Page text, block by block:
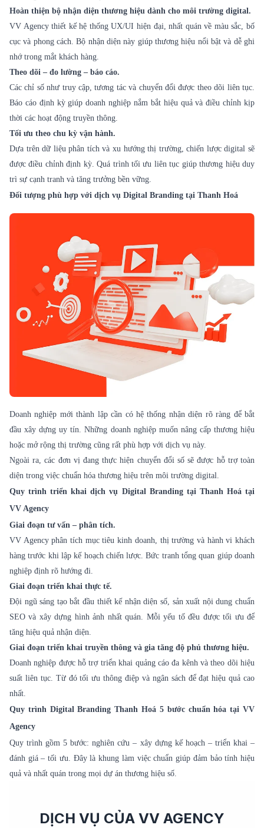
Hoàn thiện bộ nhận diện thương hiệu dành cho môi trường digital.
VV Agency thiết kế hệ thống UX/UI hiện đại, nhất quán về màu sắc, bố
cục và phong cách. Bộ nhận diện này giúp thương hiệu nổi bật và dễ ghi
nhớ trong mắt khách hàng.
Theo dõi – đo lường – báo cáo.
Các chỉ số như truy cập, tương tác và chuyển đổi được theo dõi liên tục.
Báo cáo định kỳ giúp doanh nghiệp nắm bắt hiệu quả và điều chỉnh kịp
thời các hoạt động truyền thông.
Tối ưu theo chu kỳ vận hành.
Dựa trên dữ liệu phân tích và xu hướng thị trường, chiến lược digital sẽ
được điều chỉnh định kỳ. Quá trình tối ưu liên tục giúp thương hiệu duy
trì sự cạnh tranh và tăng trưởng bền vững.
Đối tượng phù hợp với dịch vụ Digital Branding tại Thanh Hoá
Doanh nghiệp mới thành lập cần có hệ thống nhận diện rõ ràng để bắt
đầu xây dựng uy tín. Những doanh nghiệp muốn nâng cấp thương hiệu
hoặc mở rộng thị trường cũng rất phù hợp với dịch vụ này.
Ngoài ra, các đơn vị đang thực hiện chuyển đổi số sẽ được hỗ trợ toàn
diện trong việc chuẩn hóa thương hiệu trên môi trường digital.
Quy trình triển khai dịch vụ Digital Branding tại Thanh Hoá tại
VV Agency
Giai đoạn tư vấn – phân tích.
VV Agency phân tích mục tiêu kinh doanh, thị trường và hành vi khách
hàng trước khi lập kế hoạch chiến lược. Bức tranh tổng quan giúp doanh
nghiệp định rõ hướng đi.
Giai đoạn triển khai thực tế.
Đội ngũ sáng tạo bắt đầu thiết kế nhận diện số, sản xuất nội dung chuẩn
SEO và xây dựng hình ảnh nhất quán. Mỗi yếu tố đều được tối ưu để
tăng hiệu quả nhận diện.
Giai đoạn triển khai truyền thông và gia tăng độ phủ thương hiệu.
Doanh nghiệp được hỗ trợ triển khai quảng cáo đa kênh và theo dõi hiệu
suất liên tục. Từ đó tối ưu thông điệp và ngân sách để đạt hiệu quả cao
nhất.
Quy trình Digital Branding Thanh Hoá 5 bước chuẩn hóa tại VV
Agency
Quy trình gồm 5 bước: nghiên cứu – xây dựng kế hoạch – triển khai –
đánh giá – tối ưu. Đây là khung làm việc chuẩn giúp đảm bảo tính hiệu
quả và nhất quán trong mọi dự án thương hiệu số.
DỊCH VỤ CỦA VV AGENCY